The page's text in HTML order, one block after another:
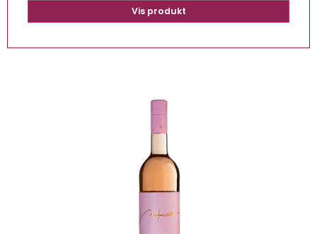
Vis produkt